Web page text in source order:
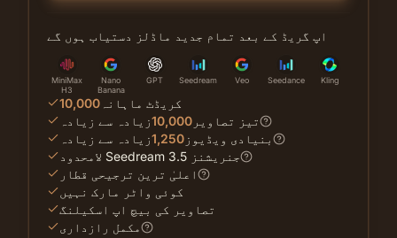
اپ گریڈ کے بعد تمام جدید ماڈلز دستیاب ہوں گے
MiniMax
H3
Nano
Banana
GPT Seedream Veo Seedance Kling
10,000 کریڈٹ ماہانہ
زیادہ سے زیادہ10,000 تیز تصاویر
زیادہ سے زیادہ1,250 بنیادی ویڈیوز
لامحدود Seedream 3.5 جنریشنز
اعلیٰ ترین ترجیحی قطار
کوئی واٹر مارک نہیں
تصاویر کی بیچ اپ اسکیلنگ
مکمل رازداری